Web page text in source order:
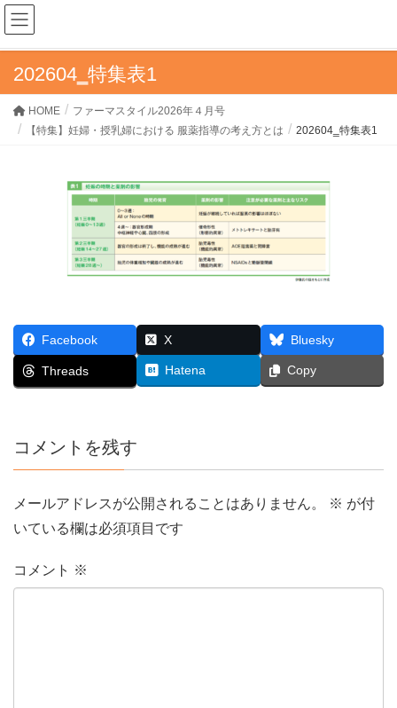
202604‗特集表1
HOME
ファーマスタイル2026年４月号
【特集】妊婦・授乳婦における 服薬指導の考え方とは
202604‗特集表1
Facebook X Bluesky
Threads Hatena Copy
コメントを残す
メールアドレスが公開されることはありません。 ※ が付
いている欄は必須項目です
コメント ※